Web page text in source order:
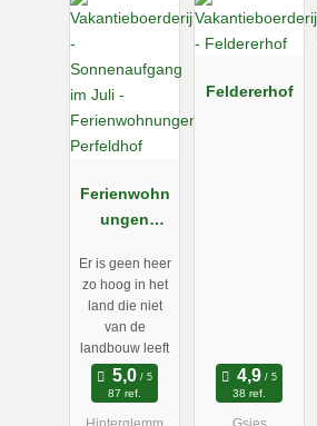
Ferienwohn
ungen
Er is geen heer
zo hoog in het
land die niet
van de
landbouw leeft
87 ref.
Feldererhof
38 ref.